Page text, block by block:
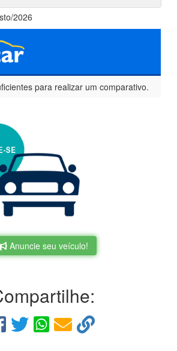
2026
para realizar um comparativo.
Anuncie seu veículo!